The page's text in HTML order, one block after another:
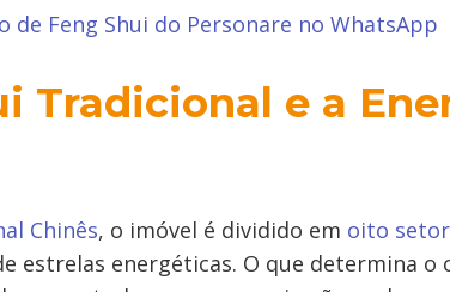
de Feng Shui do Personare no WhatsApp
Tradicional e a
Chinês, o imóvel é dividido em oito
estrelas energéticas. O que determina o